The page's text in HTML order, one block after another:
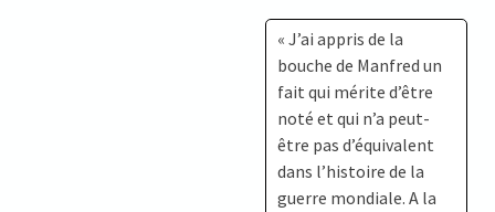
« J’ai appris de la
bouche de Manfred un
fait qui mérite d’être
noté et qui n’a peut-
être pas d’équivalent
dans l’histoire de la
guerre mondiale. A la